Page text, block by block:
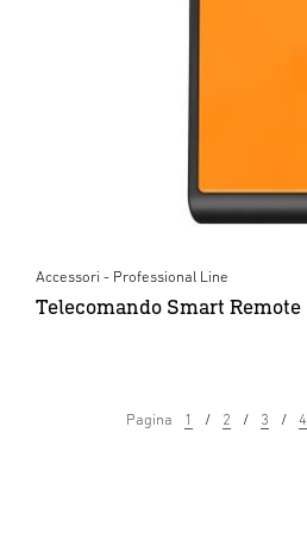
Accessori - Professional Line
Telecomando Smart Remote
Pagina 1 2 3 4